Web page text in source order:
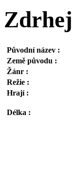
Zdrhej
Původní název :
Země původu :
Žánr :
Režie :
Hrají :
Délka :